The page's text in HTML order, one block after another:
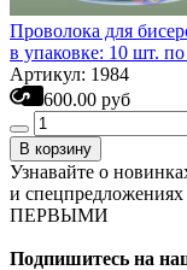
Проволока для
в упаковке: 10 шт.
Артикул: 1984
600.00 руб
В корзину
Узнавайте о
и спецпредложениях
ПЕРВЫМИ
Подпишитесь на